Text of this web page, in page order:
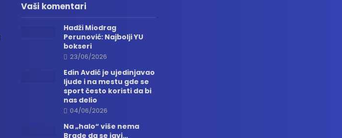
Vaši komentari
Hadži Miodrag
Perunović: Najbolji YU
bokseri
23/06/2026
Edin Avdić je ujedinjavao
ljude i na mestu gde se
sport često koristi da bi
nas delio
04/06/2026
Na „halo“ više nema
Brade da se javi…